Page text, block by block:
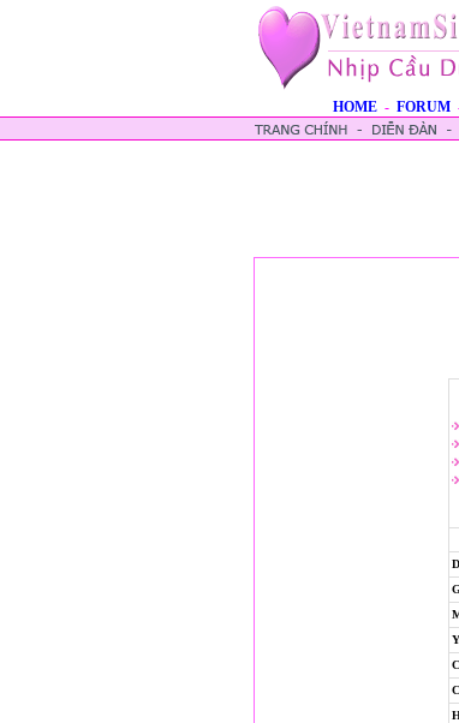
HOME - FORUM